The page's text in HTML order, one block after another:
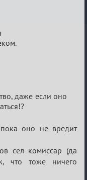
даже если оно
оно не вредит
сел комиссар (да
что тоже ничего